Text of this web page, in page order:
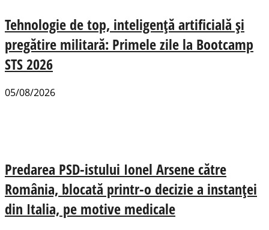
Tehnologie de top, inteligență artificială și
pregătire militară: Primele zile la Bootcamp
STS 2026
05/08/2026
Predarea PSD-istului Ionel Arsene către
România, blocată printr-o decizie a instanței
din Italia, pe motive medicale